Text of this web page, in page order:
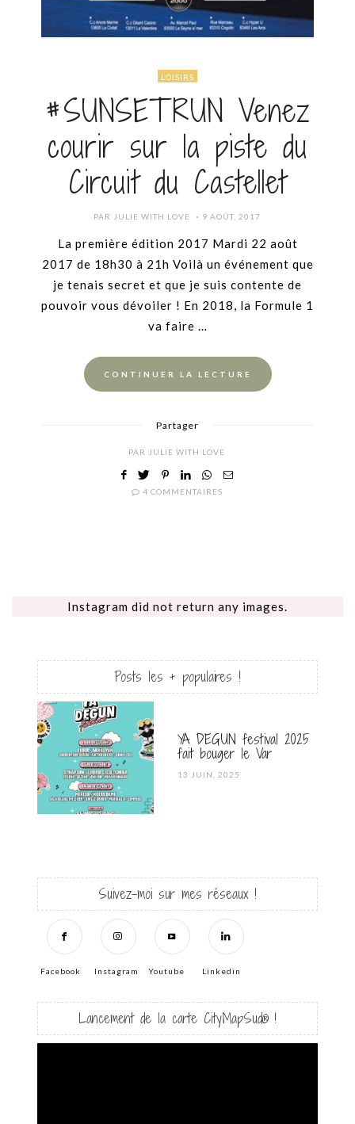
LOISIRS
#SUNSETRUN Venez
courir sur la piste du
Circuit du Castellet
PAR JULIE WITH LOVE
POSTED
9 AOÛT, 2017
La première édition 2017 Mardi 22 août
2017 de 18h30 à 21h Voilà un événement que
je tenais secret et que je suis contente de
pouvoir vous dévoiler ! En 2018, la Formule 1
va faire …
CONTINUER LA LECTURE
Partager
PAR JULIE WITH LOVE
4 COMMENTAIRES
Instagram did not return any images.
Posts les + populaires !
YA DEGUN festival 2025
fait bouger le Var
POSTED
13 JUIN, 2025
Suivez-moi sur mes réseaux !
Facebook Instagram Youtube Linkedin
Lancement de la carte CityMapSud® !